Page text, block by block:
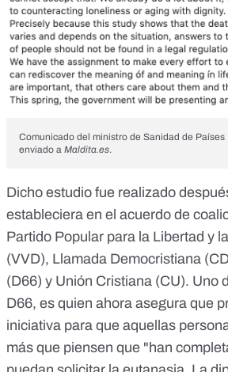
Comunicado del ministro de Sanidad de
enviado a Maldita.es.
Dicho estudio fue realizado
estableciera en el acuerdo de
Partido Popular para la Libertad y
(VVD), Llamada Democristiana
(D66) y Unión Cristiana (CU). Uno
D66, es quien ahora asegura que
iniciativa para que aquellas
más que piensen que "han